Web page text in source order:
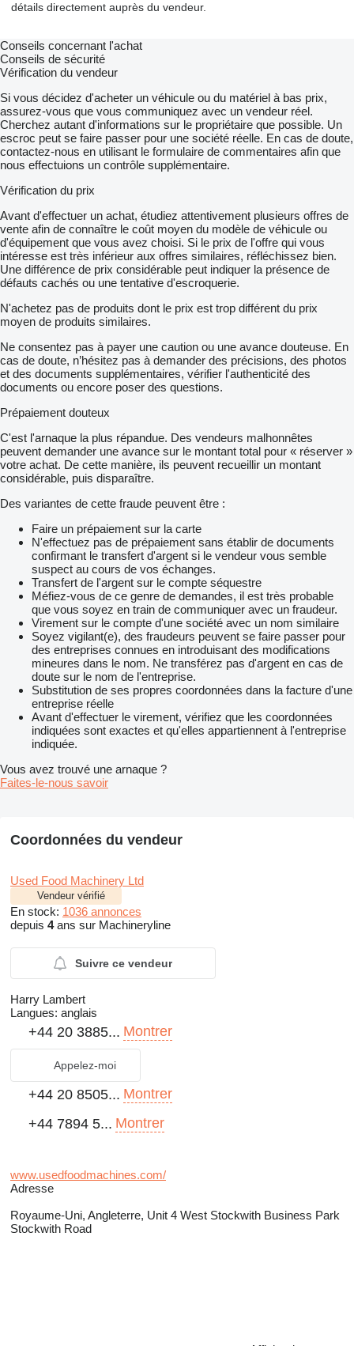
détails directement auprès du vendeur.
Conseils concernant l'achat
Conseils de sécurité
Vérification du vendeur
Si vous décidez d'acheter un véhicule ou du matériel à bas prix,
assurez-vous que vous communiquez avec un vendeur réel.
Cherchez autant d'informations sur le propriétaire que possible. Un
escroc peut se faire passer pour une société réelle. En cas de doute,
contactez-nous en utilisant le formulaire de commentaires afin que
nous effectuions un contrôle supplémentaire.
Vérification du prix
Avant d'effectuer un achat, étudiez attentivement plusieurs offres de
vente afin de connaître le coût moyen du modèle de véhicule ou
d'équipement que vous avez choisi. Si le prix de l'offre qui vous
intéresse est très inférieur aux offres similaires, réfléchissez bien.
Une différence de prix considérable peut indiquer la présence de
défauts cachés ou une tentative d'escroquerie.
N'achetez pas de produits dont le prix est trop différent du prix
moyen de produits similaires.
Ne consentez pas à payer une caution ou une avance douteuse. En
cas de doute, n’hésitez pas à demander des précisions, des photos
et des documents supplémentaires, vérifier l'authenticité des
documents ou encore poser des questions.
Prépaiement douteux
C'est l'arnaque la plus répandue. Des vendeurs malhonnêtes
peuvent demander une avance sur le montant total pour « réserver »
votre achat. De cette manière, ils peuvent recueillir un montant
considérable, puis disparaître.
Des variantes de cette fraude peuvent être :
Faire un prépaiement sur la carte
N'effectuez pas de prépaiement sans établir de documents
confirmant le transfert d'argent si le vendeur vous semble
suspect au cours de vos échanges.
Transfert de l'argent sur le compte séquestre
Méfiez-vous de ce genre de demandes, il est très probable
que vous soyez en train de communiquer avec un fraudeur.
Virement sur le compte d'une société avec un nom similaire
Soyez vigilant(e), des fraudeurs peuvent se faire passer pour
des entreprises connues en introduisant des modifications
mineures dans le nom. Ne transférez pas d'argent en cas de
doute sur le nom de l'entreprise.
Substitution de ses propres coordonnées dans la facture d'une
entreprise réelle
Avant d'effectuer le virement, vérifiez que les coordonnées
indiquées sont exactes et qu'elles appartiennent à l'entreprise
indiquée.
Vous avez trouvé une arnaque ?
Faites-le-nous savoir
Coordonnées du vendeur
Used Food Machinery Ltd
Vendeur vérifié
En stock: 1036 annonces
depuis 4ans sur Machineryline
Suivre ce vendeur
Harry Lambert
Langues: anglais
+44 20 3885... Montrer
Appelez-moi
+44 20 8505... Montrer
+44 7894 5... Montrer
www.usedfoodmachines.com/
Adresse
Royaume-Uni, Angleterre, Unit 4 West Stockwith Business Park
Stockwith Road